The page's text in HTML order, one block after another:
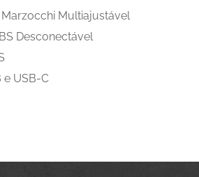
Multiajustável
Desconectável
e USB-C